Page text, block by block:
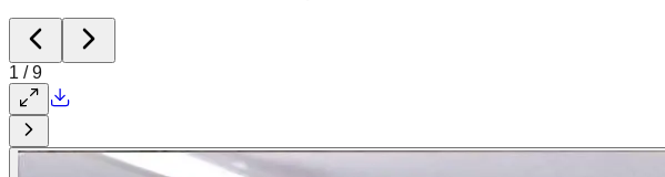
1 / 9